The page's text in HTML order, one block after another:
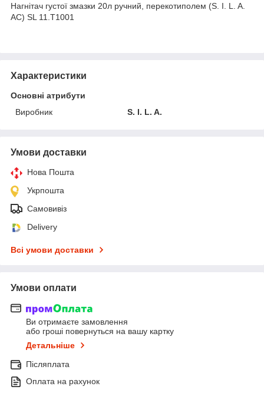
Нагнітач густої змазки 20л ручний, перекотиполем (S. I. L. A.
AC) SL 11.T1001
Характеристики
Основні атрибути
Виробник
S. I. L. A.
Умови доставки
Нова Пошта
Укрпошта
Самовивіз
Delivery
Всі умови доставки
Умови оплати
Ви отримаєте замовлення
або гроші повернуться на вашу картку
Детальніше
Післяплата
Оплата на рахунок